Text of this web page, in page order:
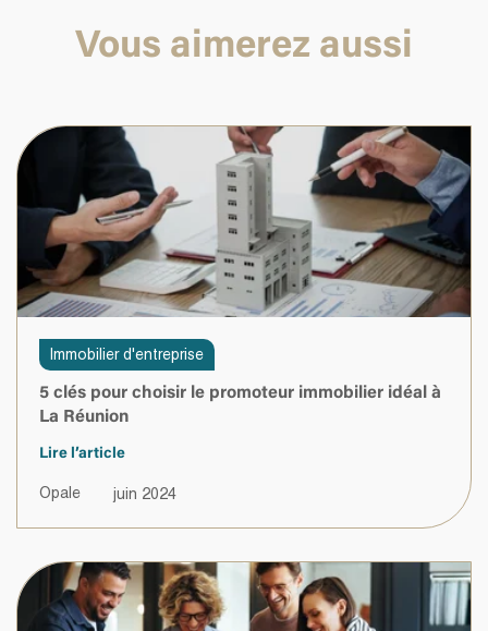
Vous aimerez aussi
Immobilier d'entreprise
5 clés pour choisir le promoteur immobilier idéal à
La Réunion
Lire l’article
Opale juin 2024